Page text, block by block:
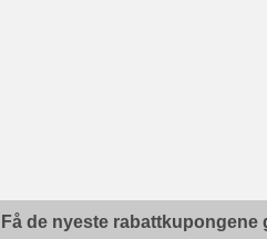
Få de nyeste rabattkupongene